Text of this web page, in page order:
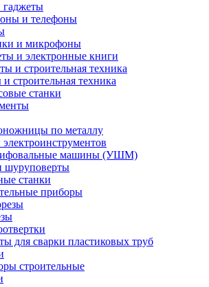
и телефоны
и микрофоны
и электронные книги
строительная техника
станки
по металлу
машины (УШМ)
шуруповерты
станки
приборы
для сварки пластиковых труб
строительные